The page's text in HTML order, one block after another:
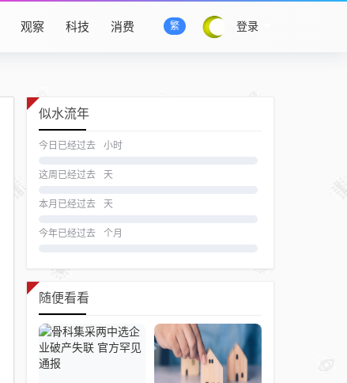
登录
繁
观察 科技 消费
似水流年
今日已经过去 小时
这周已经过去 天
本月已经过去 天
今年已经过去 个月
随便看看